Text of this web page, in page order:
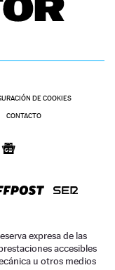
DE COOKIES
CONTACTO
expresa de las
accesibles
u otros medios